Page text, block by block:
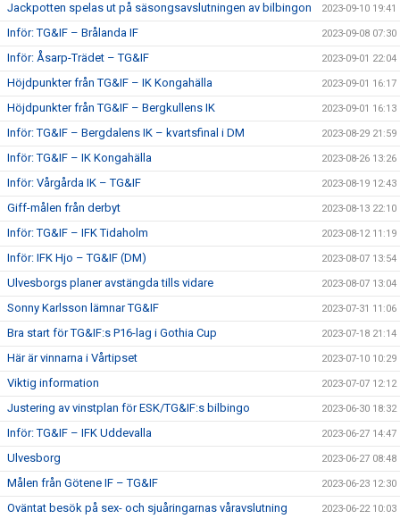
Jackpotten spelas ut på säsongsavslutningen av bilbingon 2023-09-10 19:41
Inför: TG&IF – Brålanda IF 2023-09-08 07:30
Inför: Åsarp-Trädet – TG&IF 2023-09-01 22:04
Höjdpunkter från TG&IF – IK Kongahälla 2023-09-01 16:17
Höjdpunkter från TG&IF – Bergkullens IK 2023-09-01 16:13
Inför: TG&IF – Bergdalens IK – kvartsfinal i DM 2023-08-29 21:59
Inför: TG&IF – IK Kongahälla 2023-08-26 13:26
Inför: Vårgårda IK – TG&IF 2023-08-19 12:43
Giff-målen från derbyt 2023-08-13 22:10
Inför: TG&IF – IFK Tidaholm 2023-08-12 11:19
Inför: IFK Hjo – TG&IF (DM) 2023-08-07 13:54
Ulvesborgs planer avstängda tills vidare 2023-08-07 13:04
Sonny Karlsson lämnar TG&IF 2023-07-31 11:06
Bra start för TG&IF:s P16-lag i Gothia Cup 2023-07-18 21:14
Här är vinnarna i Vårtipset 2023-07-10 10:29
Viktig information 2023-07-07 12:12
Justering av vinstplan för ESK/TG&IF:s bilbingo 2023-06-30 18:32
Inför: TG&IF – IFK Uddevalla 2023-06-27 14:47
Ulvesborg 2023-06-27 08:48
Målen från Götene IF – TG&IF 2023-06-23 12:30
Oväntat besök på sex- och sjuåringarnas våravslutning 2023-06-22 10:03